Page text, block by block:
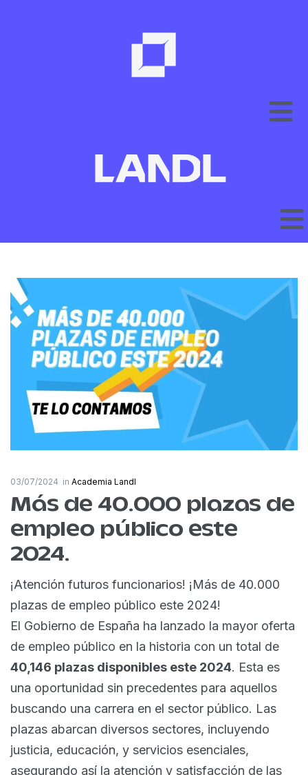
03/07/2024 in Academia Landl
Más de 40.000 plazas de
empleo público este
2024.
¡Atención futuros funcionarios! ¡Más de 40.000
plazas de empleo público este 2024!
El Gobierno de España ha lanzado la mayor oferta
de empleo público en la historia con un total de
40,146 plazas disponibles este 2024. Esta es
una oportunidad sin precedentes para aquellos
buscando una carrera en el sector público. Las
plazas abarcan diversos sectores, incluyendo
justicia, educación, y servicios esenciales,
asegurando así la atención y satisfacción de las